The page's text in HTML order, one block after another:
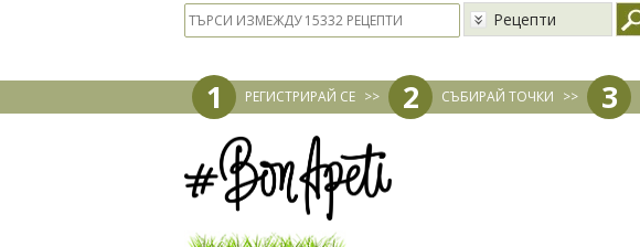
Рецепти
1 РЕГИСТРИРАЙ СЕ >> 2 СЪБИРАЙ ТОЧКИ >> 3